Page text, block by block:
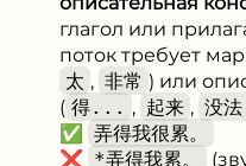
глагол или
поток требует
太 , 非常 ) или
( 得... , 起来 , 没
✅
弄得我很累。
❌ *弄得我累。